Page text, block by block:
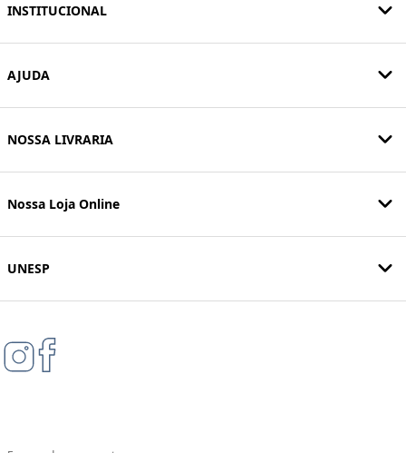
INSTITUCIONAL
AJUDA
NOSSA LIVRARIA
Nossa Loja Online
UNESP